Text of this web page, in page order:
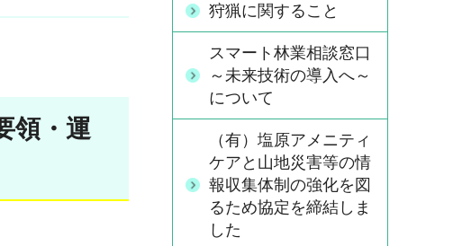
領・運
狩猟に関すること
スマート林業相談窓口
～未来技術の導入へ～
について
（有）塩原アメニティ
ケアと山地災害等の情
報収集体制の強化を図
るため協定を締結しま
した